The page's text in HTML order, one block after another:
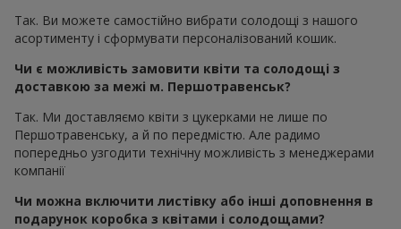
Так. Ви можете самостійно вибрати солодощі з нашого
асортименту і сформувати персоналізований кошик.
Чи є можливість замовити квіти та солодощі з
доставкою за межі м. Першотравенськ?
Так. Ми доставляємо квіти з цукерками не лише по
Першотравенську, а й по передмістю. Але радимо
попередньо узгодити технічну можливість з менеджерами
компанії
Чи можна включити листівку або інші доповнення в
подарунок коробка з квітами і солодощами?